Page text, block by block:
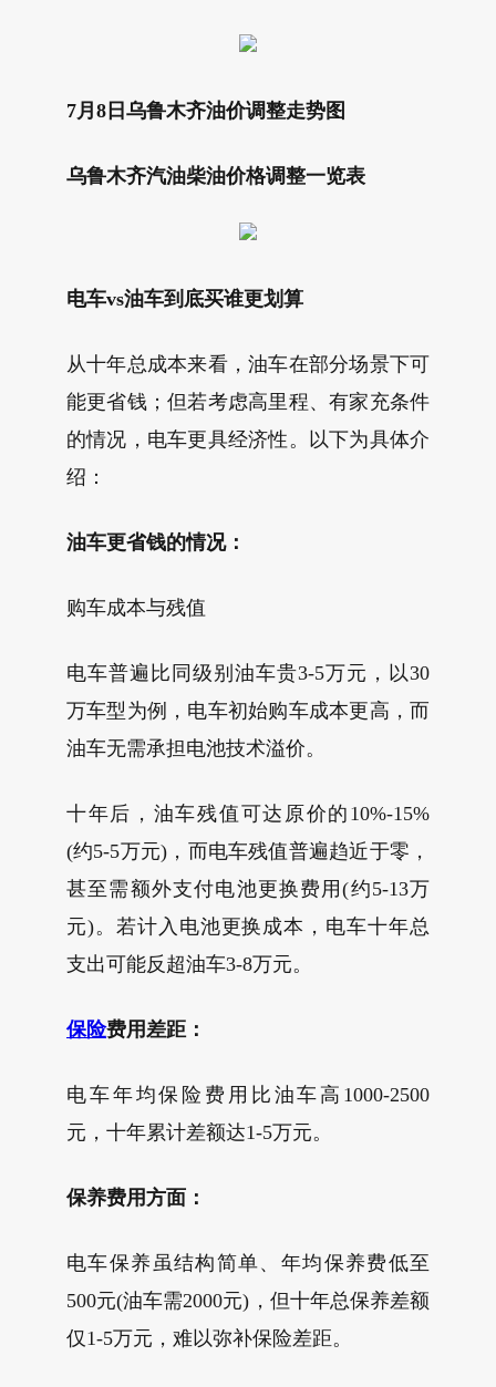
7月8日乌鲁木齐油价调整走势图
乌鲁木齐汽油柴油价格调整一览表
电车vs油车到底买谁更划算
从十年总成本来看，油车在部分场景下可
能更省钱；但若考虑高里程、有家充条件
的情况，电车更具经济性。以下为具体介
绍：
油车更省钱的情况：
购车成本与残值
电车普遍比同级别油车贵3-5万元，以30
万车型为例，电车初始购车成本更高，而
油车无需承担电池技术溢价。
十年后，油车残值可达原价的10%-15%
(约5-5万元)，而电车残值普遍趋近于零，
甚至需额外支付电池更换费用(约5-13万
元)。若计入电池更换成本，电车十年总
支出可能反超油车3-8万元。
保险费用差距：
电车年均保险费用比油车高1000-2500
元，十年累计差额达1-5万元。
保养费用方面：
电车保养虽结构简单、年均保养费低至
500元(油车需2000元)，但十年总保养差额
仅1-5万元，难以弥补保险差距。